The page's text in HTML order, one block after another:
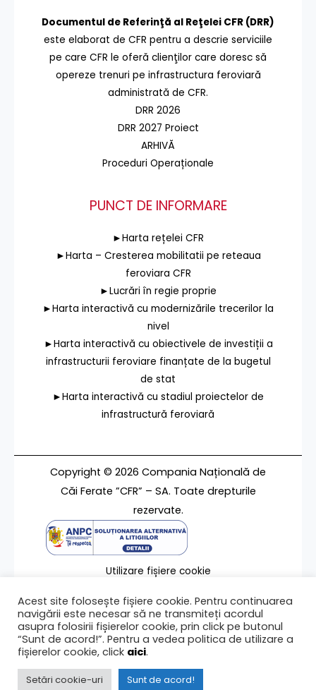
Documentul de Referinţă al Reţelei CFR (DRR)
este elaborat de CFR pentru a descrie serviciile
pe care CFR le oferă clienţilor care doresc să
opereze trenuri pe infrastructura feroviară
administrată de CFR.
DRR 2026
DRR 2027 Proiect
ARHIVĂ
Proceduri Operaționale
PUNCT DE INFORMARE
►Harta rețelei CFR
►Harta – Cresterea mobilitatii pe reteaua
feroviara CFR
►Lucrări în regie proprie
►Harta interactivă cu modernizările trecerilor la
nivel
►Harta interactivă cu obiectivele de investiții a
infrastructurii feroviare finanțate de la bugetul
de stat
►Harta interactivă cu stadiul proiectelor de
infrastructură feroviară
Copyright © 2026 Compania Națională de
Căi Ferate ”CFR” – SA. Toate drepturile
rezervate.
Utilizare fișiere cookie
Contact
Ultima modificare a paginii 14/05/2020
Acest site folosește fișiere cookie. Pentru continuarea
navigării este necesar să ne transmiteți acordul
asupra folosirii fișierelor cookie, prin click pe butonul
“Sunt de acord!”. Pentru a vedea politica de utilizare a
fișierelor cookie, click aici.
Setări cookie-uri Sunt de acord!